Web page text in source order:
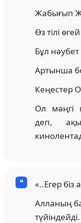
Жабығып
Өз тілі
Бұл
Артынша
Кеңестер
Ол мәңгі
деп,
«..Егер біз
Алланың
түйіндейді.